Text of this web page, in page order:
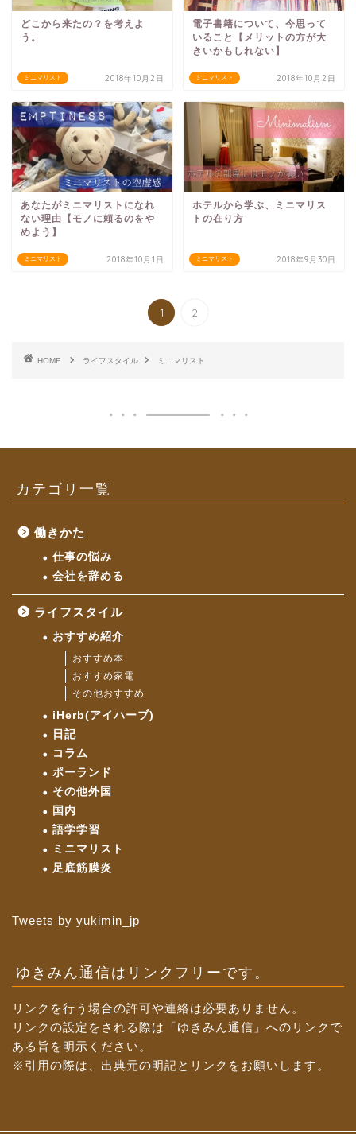
ミニマリスト
どこから来たの？を考えよ
う。
2018年10月2日 ミニマリスト
電子書籍について、今思って
いること【メリットの方が大
きいかもしれない】
2018年10月2日
ミニマリスト
あなたがミニマリストになれ
ない理由【モノに頼るのをや
めよう】
2018年10月1日 ミニマリスト
ホテルから学ぶ、ミニマリス
トの在り方
2018年9月30日
1 2
HOME ライフスタイル ミニマリスト
カテゴリ一覧
働きかた
仕事の悩み
会社を辞める
ライフスタイル
おすすめ紹介
おすすめ本
おすすめ家電
その他おすすめ
iHerb(アイハーブ)
日記
コラム
ポーランド
その他外国
国内
語学学習
ミニマリスト
足底筋膜炎
Tweets by yukimin_jp
ゆきみん通信はリンクフリーです。
リンクを行う場合の許可や連絡は必要ありません。
リンクの設定をされる際は「ゆきみん通信」へのリンクで
ある旨を明示ください。
※引用の際は、出典元の明記とリンクをお願いします。